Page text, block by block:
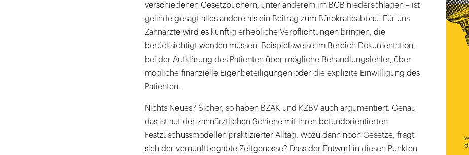
verschiedenen Gesetzbüchern, unter anderem im BGB niederschlagen – ist
gelinde gesagt alles andere als ein Beitrag zum Bürokratieabbau. Für uns
Zahnärzte wird es künftig erhebliche Verpflichtungen bringen, die
berücksichtigt werden müssen. Beispielsweise im Bereich Dokumentation,
bei der Aufklärung des Patienten über mögliche Behandlungsfehler, über
mögliche finanzielle Eigenbeteiligungen oder die explizite Einwilligung des
Patienten.
Nichts Neues? Sicher, so haben BZÄK und KZBV auch argumentiert. Genau
das ist auf der zahnärztlichen Schiene mit ihren befundorientierten
Festzuschussmodellen praktizierter Alltag. Wozu dann noch Gesetze, fragt
sich der vernunftbegabte Zeitgenosse? Dass der Entwurf in diesen Punkten